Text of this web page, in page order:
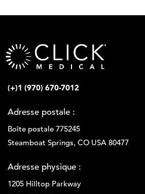
(+)1 (970) 670-7012
Adresse postale :
Boîte postale 775245
Steamboat Springs, CO USA 80477
Adresse physique :
1205 Hilltop Parkway